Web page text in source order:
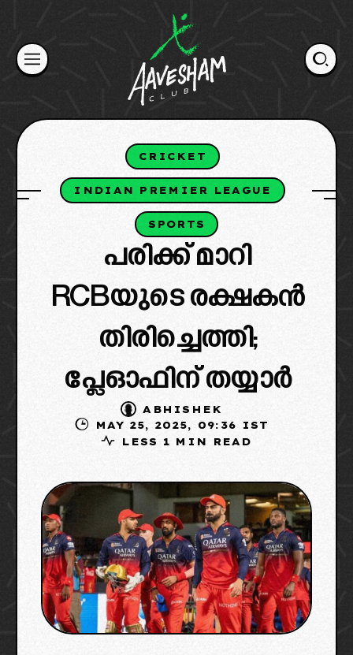
content
CRICKET
INDIAN PREMIER LEAGUE
SPORTS
പരിക്ക് മാറി
RCBയുടെ രക്ഷകൻ
തിരിച്ചെത്തി;
പ്ലേഓഫിന് തയ്യാർ
ABHISHEK
MAY 25, 2025, 09:36 IST
LESS 1 MIN READ